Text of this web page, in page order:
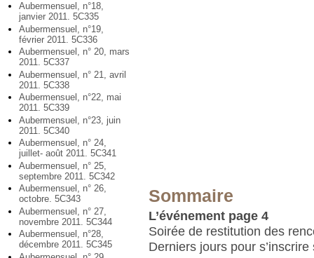
Aubermensuel, n°18,
janvier 2011. 5C335
Aubermensuel, n°19,
février 2011. 5C336
Aubermensuel, n° 20, mars
2011. 5C337
Aubermensuel, n° 21, avril
2011. 5C338
Aubermensuel, n°22, mai
2011. 5C339
Aubermensuel, n°23, juin
2011. 5C340
Aubermensuel, n° 24,
juillet- août 2011. 5C341
Aubermensuel, n° 25,
septembre 2011. 5C342
Aubermensuel, n° 26,
octobre. 5C343
Aubermensuel, n° 27,
novembre 2011. 5C344
Aubermensuel, n°28,
décembre 2011. 5C345
Sommaire
L’événement page 4
Soirée de restitution des
Derniers jours pour